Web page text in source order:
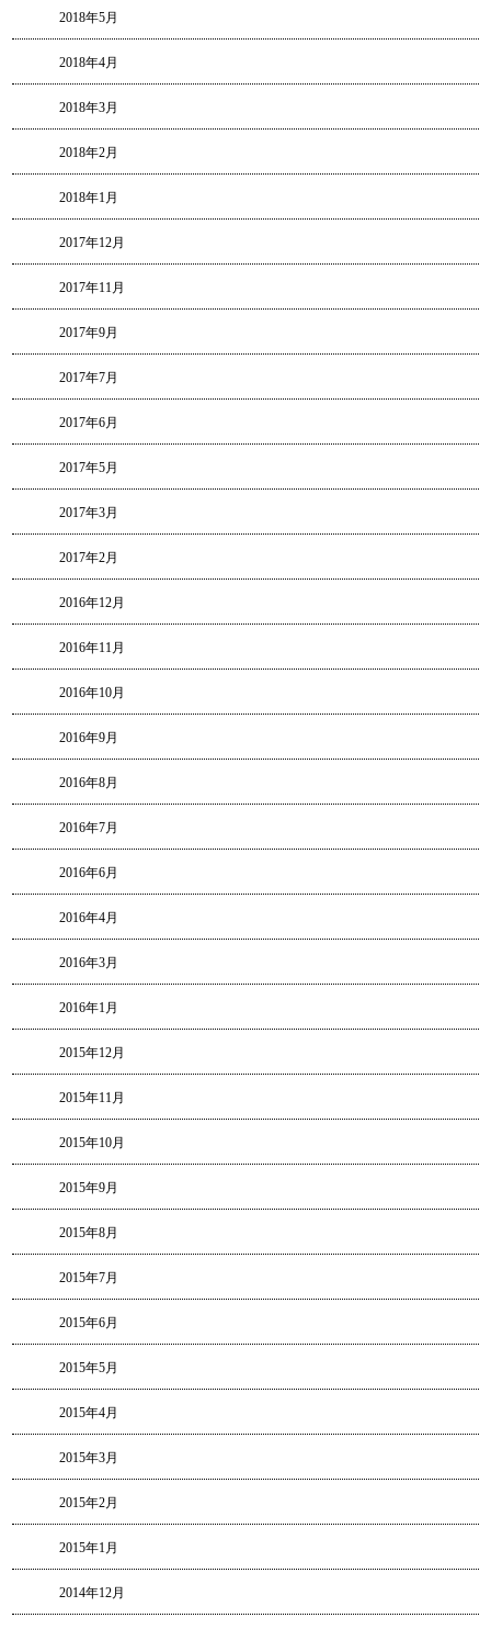
2018年5月
2018年4月
2018年3月
2018年2月
2018年1月
2017年12月
2017年11月
2017年9月
2017年7月
2017年6月
2017年5月
2017年3月
2017年2月
2016年12月
2016年11月
2016年10月
2016年9月
2016年8月
2016年7月
2016年6月
2016年4月
2016年3月
2016年1月
2015年12月
2015年11月
2015年10月
2015年9月
2015年8月
2015年7月
2015年6月
2015年5月
2015年4月
2015年3月
2015年2月
2015年1月
2014年12月